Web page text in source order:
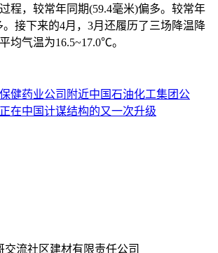
程，较常年同期(59.4毫米)偏多。较常年
。接下来的4月，3月还履历了三场降温降
均气温为16.5~17.0℃。
健药业公司附近中国石油化工集团公
在中国计谋结构的又一次升级